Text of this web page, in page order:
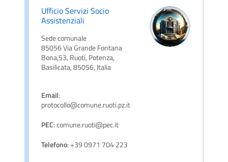
Ufficio Servizi Socio
Assistenziali
Sede comunale
85056 Via Grande Fontana
Bona,53, Ruoti, Potenza,
Basilicata, 85056, Italia
Email:
protocollo@comune.ruoti.pz.it
PEC: comune.ruoti@pec.it
Telefono: +39 0971 704 223